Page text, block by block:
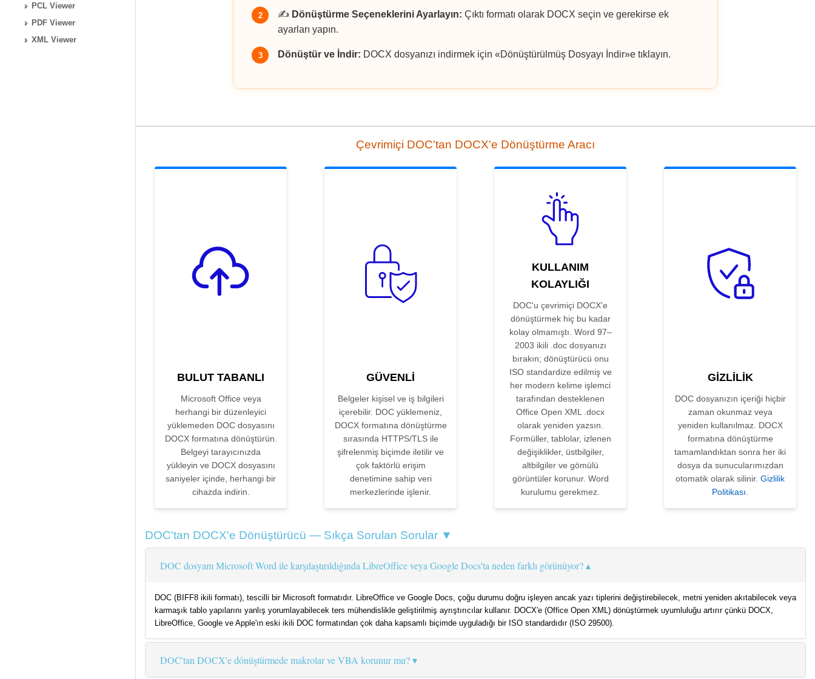
PCL Viewer
PDF Viewer
XML Viewer
2 ✍️ Dönüştürme Seçeneklerini Ayarlayın: Çıktı formatı olarak DOCX seçin ve gerekirse ek
ayarları yapın.
3 Dönüştür ve İndir: DOCX dosyanızı indirmek için «Dönüştürülmüş Dosyayı İndir»e tıklayın.
Çevrimiçi DOC'tan DOCX'e Dönüştürme Aracı
BULUT TABANLI
Microsoft Office veya
herhangi bir düzenleyici
yüklemeden DOC dosyasını
DOCX formatına dönüştürün.
Belgeyi tarayıcınızda
yükleyin ve DOCX dosyasını
saniyeler içinde, herhangi bir
cihazda indirin.
GÜVENLI
Belgeler kişisel ve iş bilgileri
içerebilir. DOC yüklemeniz,
DOCX formatına dönüştürme
sırasında HTTPS/TLS ile
şifrelenmiş biçimde iletilir ve
çok faktörlü erişim
denetimine sahip veri
merkezlerinde işlenir.
KULLANIM
KOLAYLIĞI
DOC'u çevrimiçi DOCX'e
dönüştürmek hiç bu kadar
kolay olmamıştı. Word 97–
2003 ikili .doc dosyanızı
bırakın; dönüştürücü onu
ISO standardize edilmiş ve
her modern kelime işlemci
tarafından desteklenen
Office Open XML .docx
olarak yeniden yazsın.
Formüller, tablolar, izlenen
değişiklikler, üstbilgiler,
altbilgiler ve gömülü
görüntüler korunur. Word
kurulumu gerekmez.
GIZLILIK
DOC dosyanızın içeriği hiçbir
zaman okunmaz veya
yeniden kullanılmaz. DOCX
formatına dönüştürme
tamamlandıktan sonra her iki
dosya da sunucularımızdan
otomatik olarak silinir. Gizlilik
Politikası
DOC'tan DOCX'e Dönüştürücü — Sıkça Sorulan Sorular ▼
DOC dosyam Microsoft Word ile karşılaştırıldığında LibreOffice veya Google Docs'ta neden farklı görünüyor?
DOC (BIFF8 ikili formatı), tescilli bir Microsoft formatıdır. LibreOffice ve Google Docs, çoğu durumu doğru işleyen ancak yazı tiplerini değiştirebilecek, metni yeniden akıtabilecek veya
karmaşık tablo yapılarını yanlış yorumlayabilecek ters mühendislikle geliştirilmiş ayrıştırıcılar kullanır. DOCX'e (Office Open XML) dönüştürmek uyumluluğu artırır çünkü DOCX,
LibreOffice, Google ve Apple'ın eski ikili DOC formatından çok daha kapsamlı biçimde uyguladığı bir ISO standardıdır (ISO 29500).
DOC'tan DOCX'e dönüştürmede makrolar ve VBA korunur mu?